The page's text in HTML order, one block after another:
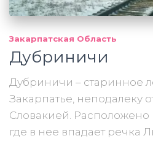
Закарпатская Область
Дубриничи
Дубриничи – старинное
Закарпатье, неподалеку
Словакией. Расположено
где в нее впадает речка